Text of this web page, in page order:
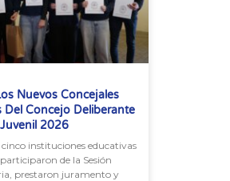
Nuevos Concejales
Del Concejo Deliberante
Juvenil 2026
instituciones educativas
de la Sesión
prestaron juramento y